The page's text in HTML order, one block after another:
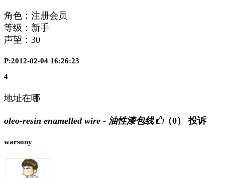
角色：注册会员
等级：新手
声望： 30
P:2012-02-04 16:26:23
4
地址在哪
oleo-resin enamelled wire - 油性漆包线 （0） 投诉
warsony